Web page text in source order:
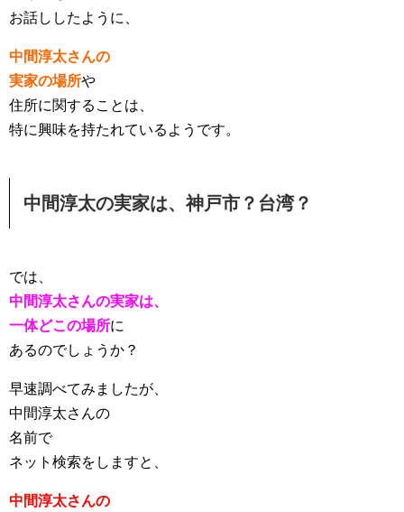
お話ししたように、
中間淳太さんの
実家の場所や
住所に関することは、
特に興味を持たれているようです。
中間淳太の実家は、神戸市？台湾？
では、
中間淳太さんの実家は、
一体どこの場所に
あるのでしょうか？
早速調べてみましたが、
中間淳太さんの
名前で
ネット検索をしますと、
中間淳太さんの